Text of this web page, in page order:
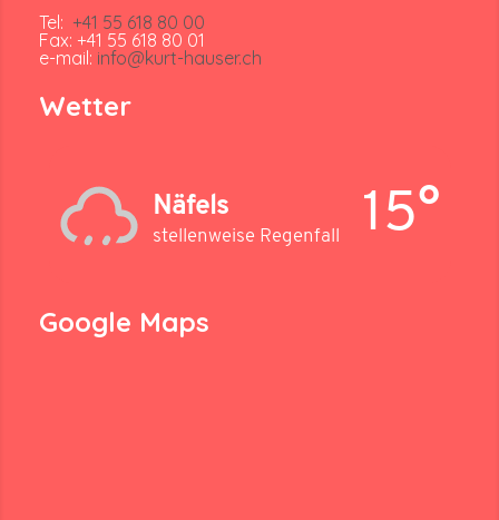
Tel: +41 55 618 80 00
Fax: +41 55 618 80 01
e-mail: info@kurt-hauser.ch
Wetter
Näfels
stellenweise Regenfall 15°
Google Maps